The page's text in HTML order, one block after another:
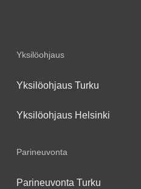
Yksilöohjaus
Yksilöohjaus Turku
Yksilöohjaus Helsinki
Parineuvonta
Parineuvonta Turku